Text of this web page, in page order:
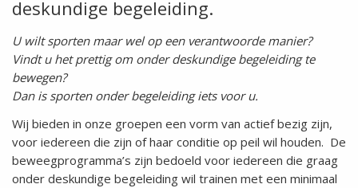
deskundige begeleiding.
U wilt sporten maar wel op een verantwoorde manier?
Vindt u het prettig om onder deskundige begeleiding te
bewegen?
Dan is sporten onder begeleiding iets voor u.
Wij bieden in onze groepen een vorm van actief bezig zijn,
voor iedereen die zijn of haar conditie op peil wil houden. De
beweegprogramma’s zijn bedoeld voor iedereen die graag
onder deskundige begeleiding wil trainen met een minimaal